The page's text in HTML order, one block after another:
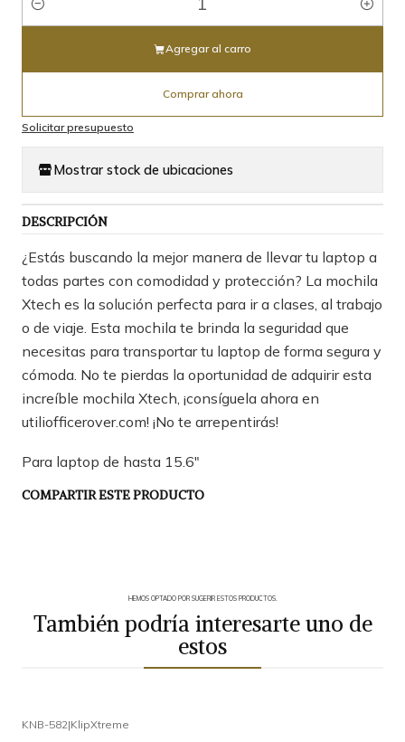
Cantidad
Agregar al carro
Comprar ahora
Solicitar presupuesto
Mostrar stock de ubicaciones
DESCRIPCIÓN
¿Estás buscando la mejor manera de llevar tu laptop a
todas partes con comodidad y protección? La mochila
Xtech es la solución perfecta para ir a clases, al trabajo
o de viaje. Esta mochila te brinda la seguridad que
necesitas para transportar tu laptop de forma segura y
cómoda. No te pierdas la oportunidad de adquirir esta
increíble mochila Xtech, ¡consíguela ahora en
utiliofficerover.com! ¡No te arrepentirás!
Para laptop de hasta 15.6"
COMPARTIR ESTE PRODUCTO
HEMOS OPTADO POR SUGERIR ESTOS PRODUCTOS.
También podría interesarte uno de
estos
KNB-582|KlipXtreme